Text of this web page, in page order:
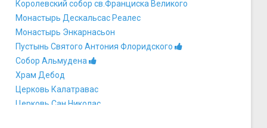
Королевский собор св.Франциска Великого
Монастырь Дескальсас Реалес
Монастырь Энкарнасьон
Пустынь Святого Антония Флоридского
Собор Альмудена
Храм Дебод
Церковь Калатравас
Церковь Сан Николас